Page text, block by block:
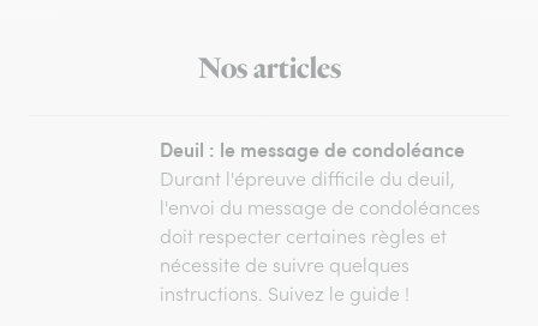
Nos articles
Deuil : le message de condoléance
Durant l'épreuve difficile du deuil,
l'envoi du message de condoléances
doit respecter certaines règles et
nécessite de suivre quelques
instructions. Suivez le guide !